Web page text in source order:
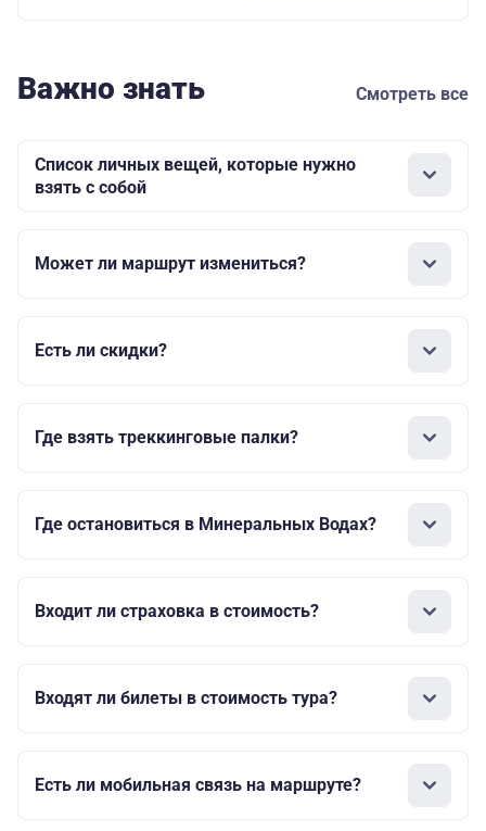
Важно знать Смотреть все
Список личных вещей, которые нужно
взять с собой
Может ли маршрут измениться?
Есть ли скидки?
Где взять треккинговые палки?
Где остановиться в Минеральных Водах?
Входит ли страховка в стоимость?
Входят ли билеты в стоимость тура?
Есть ли мобильная связь на маршруте?